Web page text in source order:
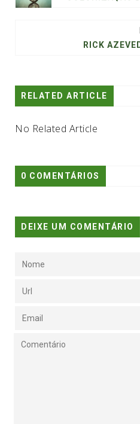
RELATED ARTICLE
No Related Article
0 COMENTÁRIOS
DEIXE UM COMENTÁRIO